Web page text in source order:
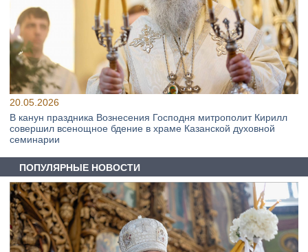
20.05.2026
В канун праздника Вознесения Господня митрополит Кирилл
совершил всенощное бдение в храме Казанской духовной
семинарии
ПОПУЛЯРНЫЕ НОВОСТИ